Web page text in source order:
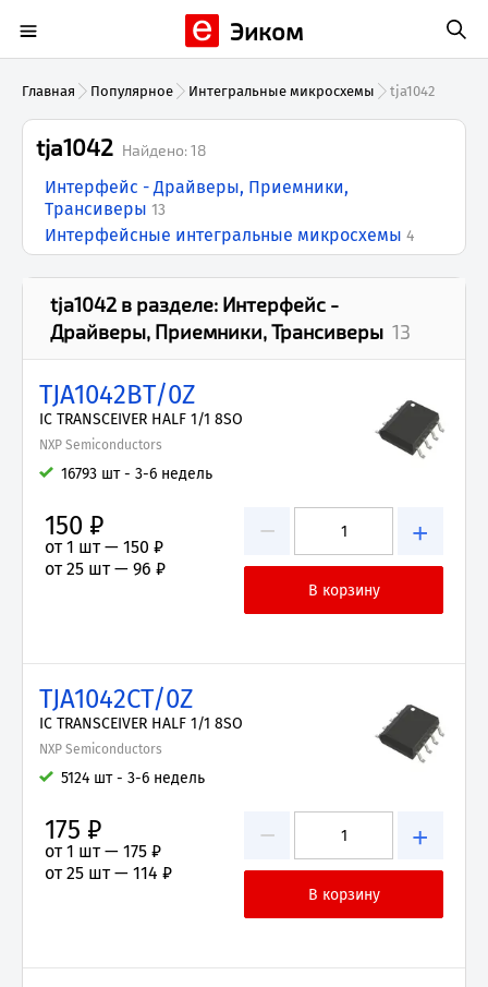
Эиком
Главная Популярное Интегральные микросхемы tja1042
tja1042 Найдено:18
Интерфейс - Драйверы, Приемники,
Трансиверы 13
Интерфейсные интегральные микросхемы 4
tja1042 в разделе: Интерфейс -
Драйверы, Приемники, Трансиверы 13
TJA1042BT/0Z
IC TRANSCEIVER HALF 1/1 8SO
NXP Semiconductors
16793 шт - 3-6 недель
− +
150 ₽
от 1 шт — 150 ₽
от 25 шт — 96 ₽
TJA1042CT/0Z
IC TRANSCEIVER HALF 1/1 8SO
NXP Semiconductors
5124 шт - 3-6 недель
− +
175 ₽
от 1 шт — 175 ₽
от 25 шт — 114 ₽